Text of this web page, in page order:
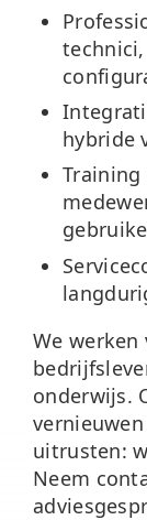
hybride
We
onderwijs.
uitrusten:
Neem